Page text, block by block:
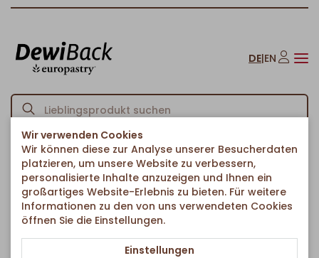
DE|EN
Startseite Croissants Ungefüllte Croissants Mini Croissant
Zurück zur Artikelübersicht
Wir verwenden Cookies
Wir können diese zur Analyse unserer Besucherdaten
platzieren, um unsere Website zu verbessern,
personalisierte Inhalte anzuzeigen und Ihnen ein
großartiges Website-Erlebnis zu bieten. Für weitere
Informationen zu den von uns verwendeten Cookies
öffnen Sie die Einstellungen.
Einstellungen